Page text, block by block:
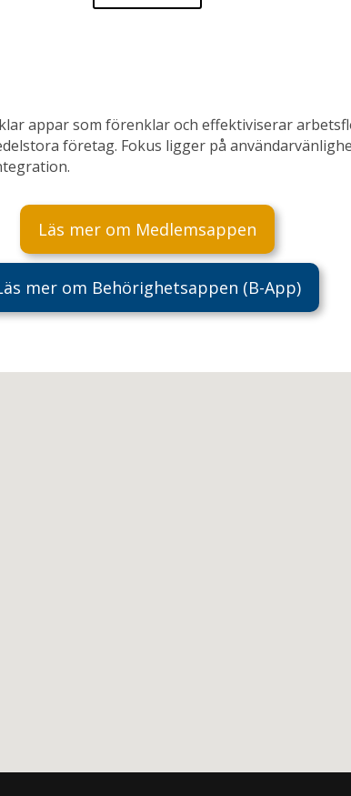
appar som förenklar och effektiviserar
företag. Fokus ligger på
Läs mer om Medlemsappen
mer om Behörighetsappen (B-App)